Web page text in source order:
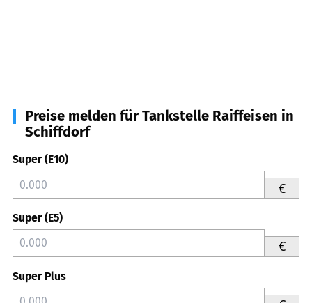
Preise melden für Tankstelle Raiffeisen in
Schiffdorf
Super (E10)
€
Super (E5)
€
Super Plus